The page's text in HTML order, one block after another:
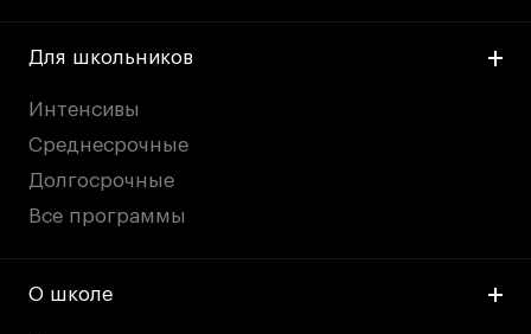
Для школьников
Интенсивы
Среднесрочные
Долгосрочные
Все программы
О школе